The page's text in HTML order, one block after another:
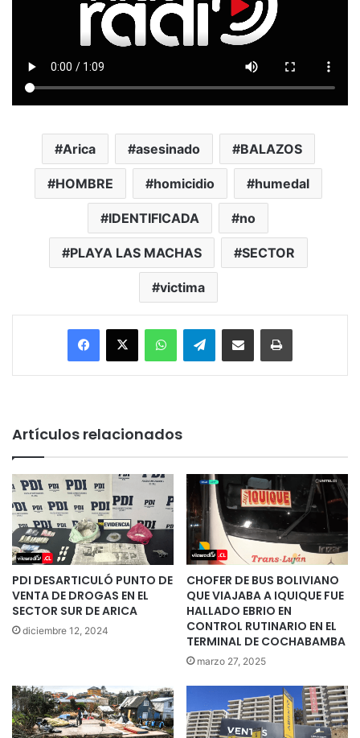
Arica asesinado BALAZOS
HOMBRE homicidio humedal
IDENTIFICADA no
PLAYA LAS MACHAS SECTOR
victima
Facebook
X WhatsAppTelegramEnviar vía email Imprimir
Artículos relacionados
PDI DESARTICULÓ PUNTO DE
VENTA DE DROGAS EN EL
SECTOR SUR DE ARICA
diciembre 12, 2024
CHOFER DE BUS BOLIVIANO
QUE VIAJABA A IQUIQUE FUE
HALLADO EBRIO EN
CONTROL RUTINARIO EN EL
TERMINAL DE COCHABAMBA
marzo 27, 2025